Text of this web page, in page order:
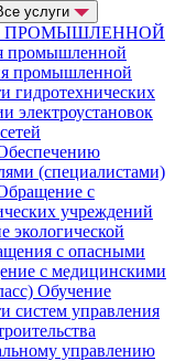
услуги
ПРОМЫШЛЕННОЙ
промышленной
промышленной
гидротехнических
электроустановок
(специалистами)
с
учреждений
экологической
с опасными
с медицинскими
Обучение
систем управления
управлению